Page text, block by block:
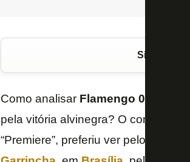
Siga o
Como analisar Flamengo 0 x 1
pela vitória alvinegra? O
“Premiere”, preferiu ver pelo viés